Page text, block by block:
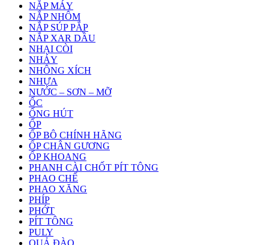
NẮP MÁY
NẮP NHÔM
NẮP SÚP PẮP
NẮP XAR DẦU
NHẠI CÒI
NHÁY
NHÔNG XÍCH
NHỰA
NƯỚC – SƠN – MỠ
ỐC
ỐNG HÚT
ỐP
ỐP BÔ CHÍNH HÃNG
ỐP CHÂN GƯƠNG
ỐP KHOANG
PHANH CÀI CHỐT PÍT TÔNG
PHAO CHẾ
PHAO XĂNG
PHÍP
PHỚT
PÍT TÔNG
PULY
QUẢ ĐÀO